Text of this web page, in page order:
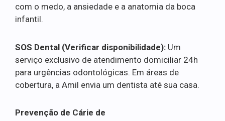
com o medo, a ansiedade e a anatomia da boca
infantil.
SOS Dental (Verificar disponibilidade): Um
serviço exclusivo de atendimento domiciliar 24h
para urgências odontológicas. Em áreas de
cobertura, a Amil envia um dentista até sua casa.
Prevenção de Cárie de